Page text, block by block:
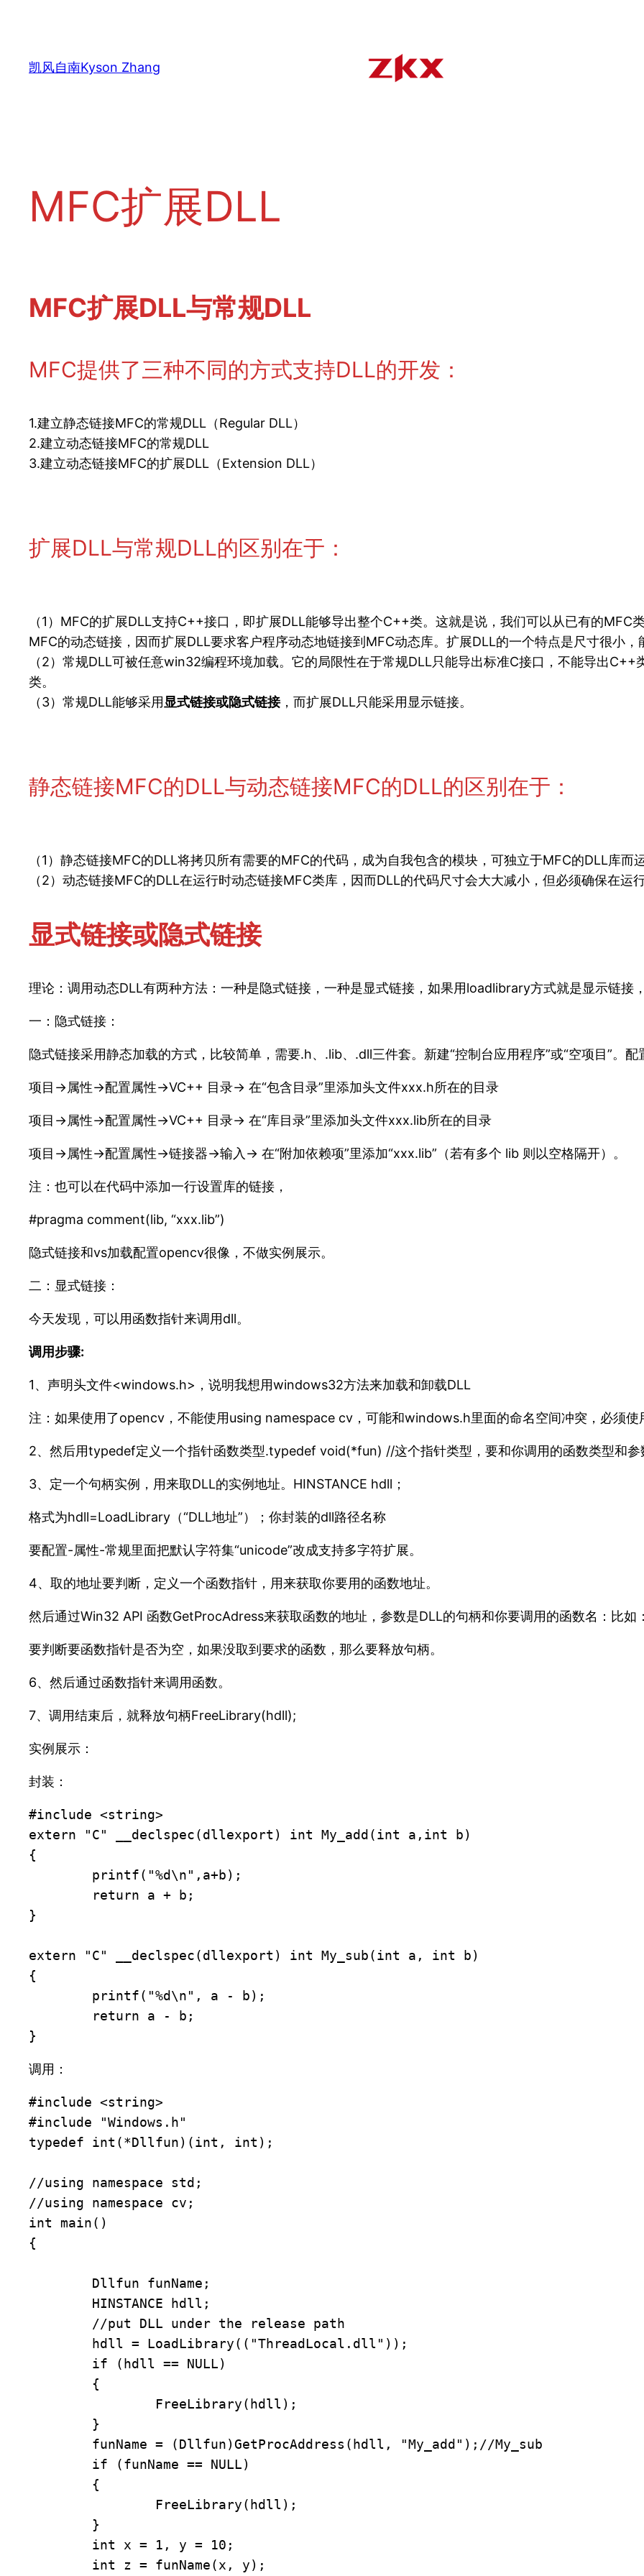
凯风自南Kyson Zhang
MFC扩展DLL
MFC扩展DLL与常规DLL
MFC提供了三种不同的方式支持DLL的开发：
1.建立静态链接MFC的常规DLL（Regular DLL）
2.建立动态链接MFC的常规DLL
3.建立动态链接MFC的扩展DLL（Extension DLL）
扩展DLL与常规DLL的区别在于：
（1）MFC的扩展DLL支持C++接口，即扩展DLL能够导出整个C++类。这就是说，我们可以从已有的MFC
MFC的动态链接，因而扩展DLL要求客户程序动态地链接到MFC动态库。扩展DLL的一个特点是尺寸很小，
（2）常规DLL可被任意win32编程环境加载。它的局限性在于常规DLL只能导出标准C接口，不能导出
类。
（3）常规DLL能够采用显式链接或隐式链接，而扩展DLL只能采用显示链接。
静态链接MFC的DLL与动态链接MFC的DLL的区别在于：
（1）静态链接MFC的DLL将拷贝所有需要的MFC的代码，成为自我包含的模块，可独立于MFC的DLL库而
（2）动态链接MFC的DLL在运行时动态链接MFC类库，因而DLL的代码尺寸会大大减小，但必须确保在运
显式链接或隐式链接
理论：调用动态DLL有两种方法：一种是隐式链接，一种是显式链接，如果用loadlibrary方式就是显示链接
一：隐式链接：
隐式链接采用静态加载的方式，比较简单，需要.h、.lib、.dll三件套。新建“控制台应用程序”或“空项目”。配
项目->属性->配置属性->VC++ 目录-> 在“包含目录”里添加头文件xxx.h所在的目录
项目->属性->配置属性->VC++ 目录-> 在“库目录”里添加头文件xxx.lib所在的目录
项目->属性->配置属性->链接器->输入-> 在“附加依赖项”里添加“xxx.lib”（若有多个 lib 则以空格隔开）。
注：也可以在代码中添加一行设置库的链接，
#pragma comment(lib, “xxx.lib”)
隐式链接和vs加载配置opencv很像，不做实例展示。
二：显式链接：
今天发现，可以用函数指针来调用dll。
调用步骤:
1、声明头文件<windows.h>，说明我想用windows32方法来加载和卸载DLL
注：如果使用了opencv，不能使用using namespace cv，可能和windows.h里面的命名空间冲突，必须使
2、然后用typedef定义一个指针函数类型.typedef void(*fun) //这个指针类型，要和你调用的函数类型和参
3、定一个句柄实例，用来取DLL的实例地址。HINSTANCE hdll；
格式为hdll=LoadLibrary（“DLL地址”）；你封装的dll路径名称
要配置-属性-常规里面把默认字符集“unicode”改成支持多字符扩展。
4、取的地址要判断，定义一个函数指针，用来获取你要用的函数地址。
然后通过Win32 API 函数GetProcAdress来获取函数的地址，参数是DLL的句柄和你要调用的函数名：比
要判断要函数指针是否为空，如果没取到要求的函数，那么要释放句柄。
6、然后通过函数指针来调用函数。
7、调用结束后，就释放句柄FreeLibrary(hdll);
实例展示：
封装：
#include <string>
extern "C" __declspec(dllexport) int My_add(int a,int b)
{
}
extern "C" __declspec(dllexport) int My_sub(int a, int b)
{
}
调用：
#include <string>
#include "Windows.h"
typedef int(*Dllfun)(int, int);
//using namespace std;
//using namespace cv;
int main()
{